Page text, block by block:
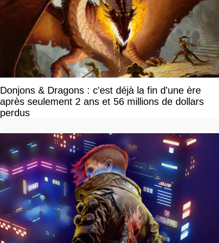
Donjons & Dragons : c'est déjà la fin d'une ère
après seulement 2 ans et 56 millions de dollars
perdus